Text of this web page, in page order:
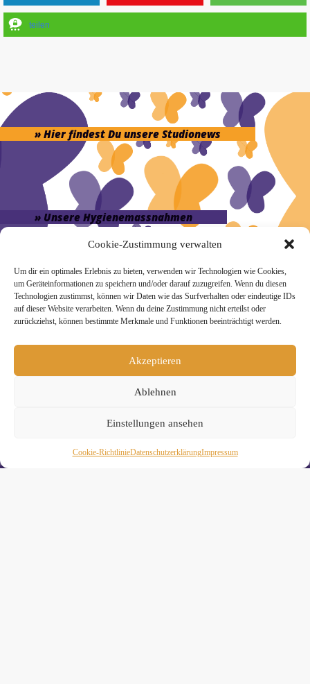
Cookie-Zustimmung verwalten
Um dir ein optimales Erlebnis zu bieten, verwenden wir Technologien wie Cookies,
um Geräteinformationen zu speichern und/oder darauf zuzugreifen. Wenn du diesen
Technologien zustimmst, können wir Daten wie das Surfverhalten oder eindeutige IDs
auf dieser Website verarbeiten. Wenn du deine Zustimmung nicht erteilst oder
zurückziehst, können bestimmte Merkmale und Funktionen beeinträchtigt werden.
Akzeptieren
Ablehnen
Einstellungen ansehen
Cookie-RichtlinieDaten­schutz­erklä­rungImpressum
teilen
» Hier findest Du unsere Studionews
» Unsere Hygienemassnahmen
Melde Dich hier zum Yogimotion Newsletter an:
Wenn Du magst, schicke ich Dir ungefähr monatlich Infos zu
Dich natürlich jederzeit wieder abmelden. Alle Details zur
Nutzung Deiner Daten findest Du in unserer
Datenschutzerklärung.